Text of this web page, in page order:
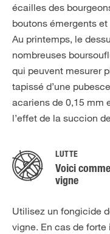
écailles des
boutons émergents
Au printemps, le
nombreuses
qui peuvent mesurer
tapissé d’une
acariens de 0,15 mm
l’effet de la succion
LUTTE
Voici
vigne
Utilisez un fongicide
vigne. En cas de